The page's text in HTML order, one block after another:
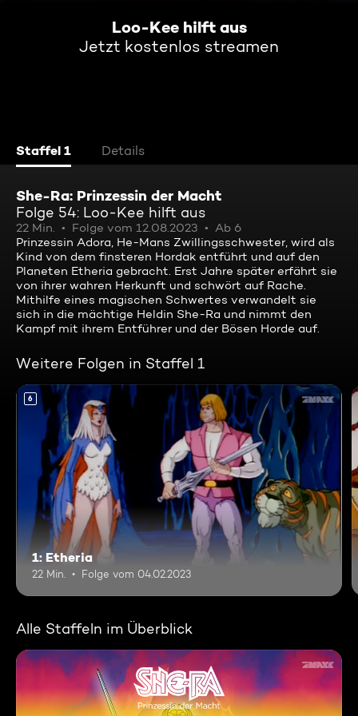
Loo-Kee hilft aus
Jetzt kostenlos streamen
Staffel 1 Details
She-Ra: Prinzessin der Macht
Folge 54: Loo-Kee hilft aus
22 Min. Folge vom 12.08.2023
Ab 6
Prinzessin Adora, He-Mans Zwillingsschwester, wird als
Kind von dem finsteren Hordak entführt und auf den
Planeten Etheria gebracht. Erst Jahre später erfährt sie
von ihrer wahren Herkunft und schwört auf Rache.
Mithilfe eines magischen Schwertes verwandelt sie
sich in die mächtige Heldin She-Ra und nimmt den
Kampf mit ihrem Entführer und der Bösen Horde auf.
Weitere Folgen in Staffel 1
6
1: Etheria
22 Min. Folge vom 04.02.2023
Alle Staffeln im Überblick